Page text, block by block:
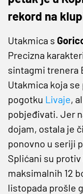
rekord na
Utakmica s
Precizna
sintagmi trenera
Utakmica koja
pogotku Livaje,
pobjeđivati. Jer
dojam, ostala je
ponovno u seriji
Splićani su
maksimalnih 12
listopada prošle